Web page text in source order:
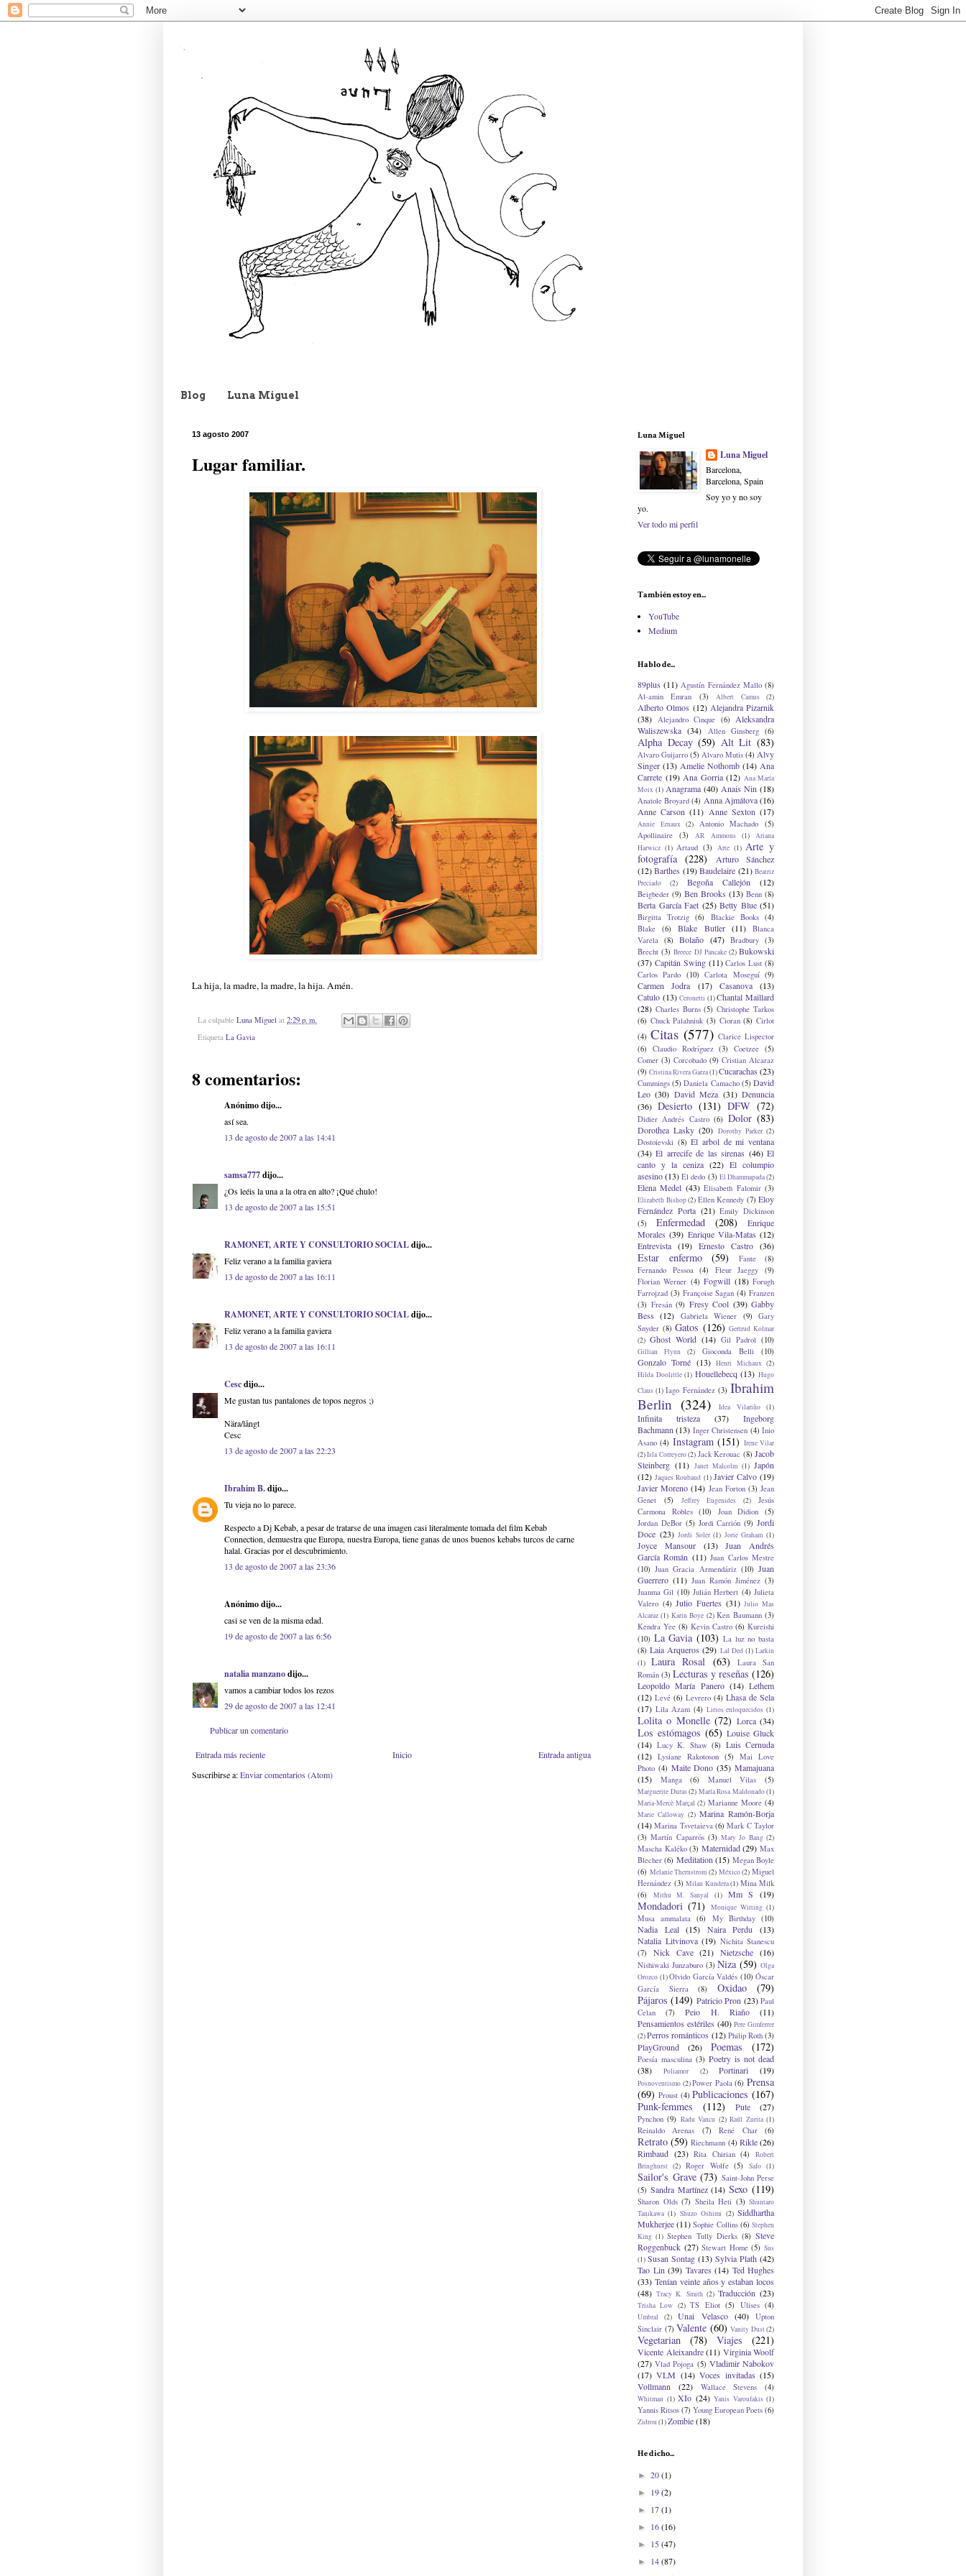
Blog Luna Miguel
13 agosto 2007
Lugar familiar.
La hija, la madre, la madre, la hija. Amén.
La culpable Luna Miguel at 2:29 p. m.
Etiqueta La Gavia
8 comentarios:
Anónimo dijo...
así sea.
13 de agosto de 2007 a las 14:41
samsa777dijo...
¿Os leéis la una a la otra en alto? ¡Qué chulo!
13 de agosto de 2007 a las 15:51
RAMONET, ARTE Y CONSULTORIO SOCIALdijo...
Feliz verano a la familia gaviera
13 de agosto de 2007 a las 16:11
RAMONET, ARTE Y CONSULTORIO SOCIALdijo...
Feliz verano a la familia gaviera
13 de agosto de 2007 a las 16:11
Cescdijo...
Me gustan tus pantalones de topos negros ;)
Nära/långt
Cesc
13 de agosto de 2007 a las 22:23
Ibrahim B.dijo...
Tu vieja no lo parece.
Respecto a Dj Kebab, a pesar de tratarse de una imagen casi literalmente tomada del film Kebab
Connection, demuestra que Europa, nuestra Europa, tiene ganas de unos buenos kebabs turcos de carne
halal. Gracias por el descubrimiento.
13 de agosto de 2007 a las 23:36
Anónimo dijo...
casi se ven de la misma edad.
19 de agosto de 2007 a las 6:56
natalia manzanodijo...
vamos a cambiar todos los rezos
29 de agosto de 2007 a las 12:41
Publicar un comentario
Entrada más reciente Entrada antigua
Inicio
Suscribirse a:Enviar comentarios (Atom)
Luna Miguel
Luna Miguel
Barcelona,
Barcelona, Spain
Soy yo y no soy
yo.
Ver todo mi perfil
También estoy en...
YouTube
Medium
Hablo de...
89plus (11) Agustín Fernández Mallo (8)
Al-amin Emran
(3) Albert Camus (2)
Alberto Olmos (12) Alejandra Pizarnik
(38)
Alejandro Cinque (6)
Aleksandra
Waliszewska (34) Allen Ginsberg (6)
Alpha Decay (59) Alt Lit (83)
Alvaro Guijarro (5) Alvaro Mutis (4) Alvy
Singer (13) Amelie Nothomb (14) Ana
Carrete (19) Ana Gorria (12) Ana María
Moix (1) Anagrama (40) Anais Nin (18)
Anatole Broyard (4) Anna Ajmátova (16)
Anne Carson (11) Anne Sexton (17)
Annie Ernaux (2) Antonio Machado
(5)
Apollinaire
(3) AR Ammons (1)
Ariana
Harwicz (1) Artaud (3) Arte (1) Arte y
fotografía (228)
Arturo Sánchez
(12) Barthes (19) Baudelaire (21) Beatriz
Preciado
(2) Begoña Callejón (12)
Beigbeder (9) Ben Brooks (13) Benn (8)
Berta García Faet (25) Betty Blue (51)
Birgitta Trotzig (6) Blackie Books (4)
Blake
(6) Blake Butler (11)
Blanca
Varela
(8) Bolaño (47) Bradbury (3)
Brecht (3) Breece DJ Pancake (2) Bukowski
(37) Capitán Swing (11) Carlos Lust (8)
Carlos Pardo (10) Carlota Moseguí (9)
Carmen Jodra (17) Casanova
(13)
Catulo (13) Ceronetti (1) Chantal Maillard
(28) Charles Burns (5) Christophe Tarkos
(6) Chuck Palahniuk (3) Cioran (8) Cirlot
(4) Citas (577) Clarice Lispector
(6)
Claudio Rodríguez (3) Coetzee (5)
Comer (3) Corcobado (9) Cristian Alcaraz
(9) Cristina Rivera Garza(1)Cucarachas (23)
Cummings (5) Daniela Camacho (5) David
Leo (30) David Meza (31) Denuncia
(36) Desierto (131) DFW (72)
Didier Andrés Castro (6) Dolor (83)
Dorothea Lasky (20) Dorothy Parker (2)
Dostoievski (8) El arbol de mi ventana
(34) El arrecife de las sirenas (46) El
canto y la ceniza (22) El columpio
asesino(13) El dedo (3) El Dhammapada(2)
Elena Medel (43) Elisabeth Falomir (3)
Elizabeth Bishop(2) Ellen Kennedy (7) Eloy
Fernández Porta (21) Emily Dickinson
(5)
Enfermedad (208)
Enrique
Morales (39) Enrique Vila-Matas (12)
Entrevista (19) Ernesto Castro (36)
Estar enfermo (59) Fante
(8)
Fernando Pessoa
(4) Fleur Jaeggy
(9)
Florian Werner (4) Fogwill (18) Forugh
Farrojzad (3) Françoise Sagan (4) Franzen
(3) Fresán (9) Fresy Cool (39) Gabby
Bess (12) Gabriela Wiener (9)
Gary
Snyder (8) Gatos (126) Gertrud Kolmar
(2) Ghost World (14) Gil Padrol (10)
Gillian Flynn (2) Gioconda Belli (10)
Gonzalo Torné (13) Henri Michaux (2)
Hilda Doolittle (1) Houellebecq (13) Hugo
Claus (1) Iago Fernández (3) Ibrahim
Berlin (324) Idea Vilariño (1)
Infinita tristeza (37)
Ingeborg
Bachmann (13) Inger Christensen (4) Inio
Asano (4) Instagram (151) Irene Vilar
(2)Isla Correyero(2) Jack Kerouac (8) Jacob
Steinberg (11) Janet Malcolm (1) Japón
(12) Jaques Roubaud (1) Javier Calvo (19)
Javier Moreno (14) Jean Forton (3) Jean
Genet
(5) Jeffrey Eugenides (2)
Jesús
Carmona Robles
(10) Joan Didion
(5)
Jordan DeBor (5) Jordi Carrión (9) Jordi
Doce (23) Jordi Soler (1) Jorie Graham (1)
Joyce Mansour (13)
Juan Andrés
García Román (11) Juan Carlos Mestre
(10) Juan Gracia Armendáriz (10) Juan
Guerrero (11) Juan Ramón Jiménez (3)
Juanma Gil (10) Julián Herbert (4) Julieta
Valero (4) Julio Fuertes (31) Julio Mas
Alcaraz (1) Karin Boye (2) Ken Baumann (3)
Kendra Yee (8) Kevin Castro (6) Kureishi
(10) La Gavia (103) La luz no basta
(8) Laia Arqueros (29) Lal Ded (1) Larkin
(1)
Laura Rosal (63)
Laura San
Román (3) Lecturas y reseñas (126)
Leopoldo María Panero (14) Lethem
(12) Levé (6) Levrero (4) Lhasa de Sela
(17) Lila Azam (4) Lirios enloquecidos (1)
Lolita o Monelle (72) Lorca (34)
Los estómagos (65) Louise Gluck
(14) Lucy K. Shaw (8) Luis Cernuda
(12) Lysiane Rakotoson (5)
Mai Love
Photo (4) Maite Dono (35) Mamajuana
(15)
Manga (6) Manuel Vilas (5)
Marguerite Duras(2) María Rosa Maldonado(1)
Maria-Mercè Marçal (2) Marianne Moore (4)
Marie Calloway (2) Marina Ramón-Borja
(14) Marina Tsvetaieva (6) Mark C Taylor
(3) Martín Caparrós (3) Mary Jo Bang (2)
Mascha Kaléko (3) Maternidad (29) Max
Blecher (6) Meditation (15) Megan Boyle
(6) Melanie Thernstrom (2) México (2) Miguel
Hernández (3) Milan Kundera(1) Mina Milk
(6)
Mithu M. Sanyal (1) Mm S (19)
Mondadori (71) Monique Witting (1)
Musa ammalata (6) My Birthday (10)
Nadia Leal (15) Naira Perdu
(13)
Natalia Litvinova (19) Nichita Stanescu
(7)
Nick Cave (21) Nietzsche (16)
Nishiwaki Junzaburo (3) Niza (59) Olga
Orozco (1)Olvido García Valdés (10) Óscar
García Sierra
(8) Oxidao
(79)
Pájaros (149) Patricio Pron (23) Paul
Celan
(7) Peio H. Riaño
(11)
Pensamientos estériles (40) Pere Gimferrer
(2)Perros románticos (12) Philip Roth (3)
PlayGround (26) Poemas (172)
Poesía masculina (3) Poetry is not dead
(38)
Poliamor (2) Portinari (19)
Posnoventismo (2) Power Paola (6) Prensa
(69) Proust (4) Publicaciones (167)
Punk-femmes
(112) Pute (27)
Pynchon (9) Radu Vancu (2) Raúl Zurita (1)
Reinaldo Arenas (7) René Char (6)
Retrato (59) Riechmann (4) Rikle (26)
Rimbaud (23) Rita Chirian (4)
Robert
Bringhurst (2) Roger Wolfe (5) Safo (1)
Sailor's Grave (73) Saint-John Perse
(5) Sandra Martínez (14) Sexo (119)
Sharon Olds (7) Sheila Heti (3) Shuntaro
Tanikawa (1) Shuzo Oshimi (2) Siddhartha
Mukherjee (11) Sophie Collins (6) Stephen
King (1) Stephen Tully Dierks (8) Steve
Roggenbuck (27) Stewart Home (5) Sus
(1) Susan Sontag (13) Sylvia Plath (42)
Tao Lin (39) Tavares (14) Ted Hughes
(33) Tenían veinte años y estaban locos
(48) Tracy K. Smith (2) Traducción (23)
Trisha Low (2) TS Eliot (5) Ulises (4)
Umbral (2) Unai Velasco (40)
Upton
Sinclair (7) Valente (60) Vanity Dust(2)
Vegetarian (78) Viajes (221)
Vicente Aleixandre (11) Virginia Woolf
(27) Vlad Pojoga (5) Vladimir Nabokov
(17) VLM (14) Voces invitadas (15)
Vollmann
(22) Wallace Stevens (4)
Whitman (1) XIo (24) Yanis Varoufakis (1)
Yannis Ritsos (7) Young European Poets (6)
Zidrou(1)Zombie(18)
He dicho...
► 20(1)
► 19(2)
► 17(1)
► 16(16)
► 15(47)
► 14(87)